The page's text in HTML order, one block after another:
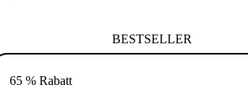
BESTSELLER
65 % Rabatt